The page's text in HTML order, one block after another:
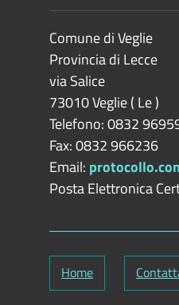
Comune di Veglie
Provincia di Lecce
via Salice
73010Veglie( Le)
Telefono: 0832
Fax: 0832 966236
Email:
Posta Elettronica
Home